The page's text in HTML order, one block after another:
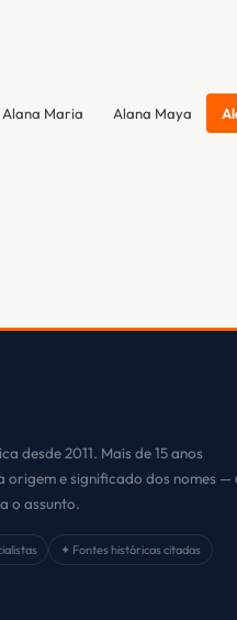
Alana Maria Alana Maya
desde 2011. Mais de 15 anos
e significado dos nomes —
o assunto.
✦ Fontes históricas citadas